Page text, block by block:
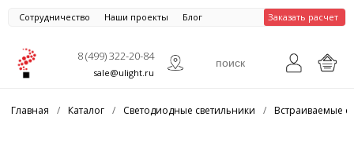
Сотрудничество Наши проекты Блог Заказать расчет
8 (499) 322-20-84
sale@ulight.ru
Главная / Каталог / Светодиодные светильники / Встраиваемые